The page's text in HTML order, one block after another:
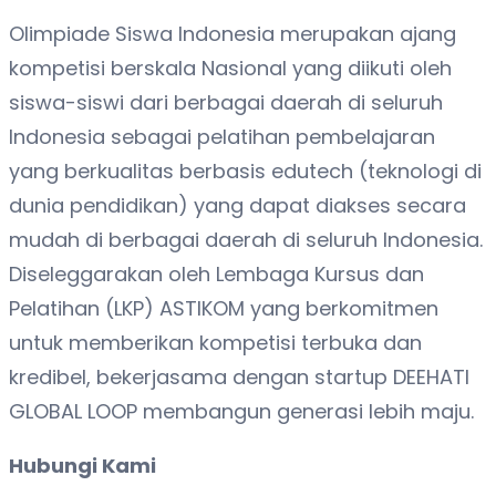
Olimpiade Siswa Indonesia merupakan ajang
kompetisi berskala Nasional yang diikuti oleh
siswa-siswi dari berbagai daerah di seluruh
Indonesia sebagai pelatihan pembelajaran
yang berkualitas berbasis edutech (teknologi di
dunia pendidikan) yang dapat diakses secara
mudah di berbagai daerah di seluruh Indonesia.
Diseleggarakan oleh Lembaga Kursus dan
Pelatihan (LKP) ASTIKOM yang berkomitmen
untuk memberikan kompetisi terbuka dan
kredibel, bekerjasama dengan startup DEEHATI
GLOBAL LOOP membangun generasi lebih maju.
Hubungi Kami